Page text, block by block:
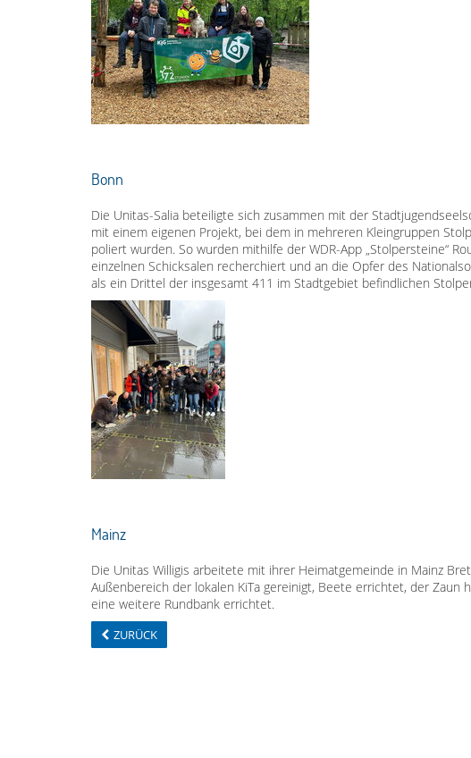
Bonn
Die Unitas-Salia beteiligte sich zusammen mit der
mit einem eigenen Projekt, bei dem in mehreren Kleingruppen
poliert wurden. So wurden mithilfe der WDR-App „Stolpersteine“
einzelnen Schicksalen recherchiert und an die Opfer des
als ein Drittel der insgesamt 411 im Stadtgebiet befindlichen
Mainz
Die Unitas Willigis arbeitete mit ihrer Heimatgemeinde in Mainz
Außenbereich der lokalen KiTa gereinigt, Beete errichtet, der
eine weitere Rundbank errichtet.
ZURÜCK